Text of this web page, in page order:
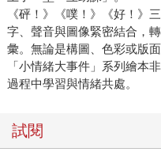
《砰！》《噗！》《好！》
字、聲音與圖像緊密結合，
彙。無論是構圖、色彩或版
「小情緒大事件」系列繪本
過程中學習與情緒共處。
試閱